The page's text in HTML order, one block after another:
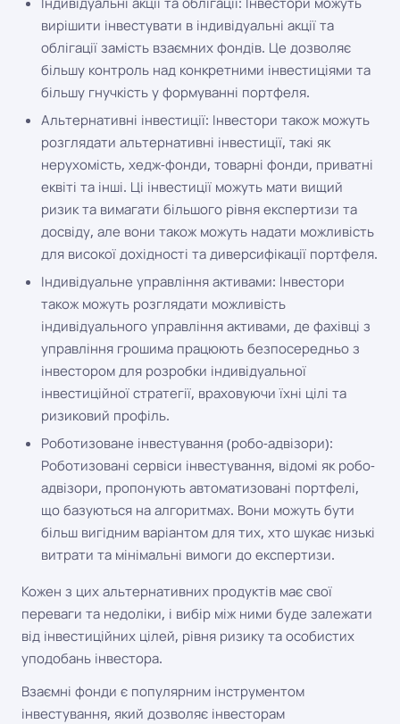
вирішити інвестувати в індивідуальні акції та
облігації замість взаємних фондів. Це дозволяє
більшу контроль над конкретними інвестиціями та
більшу гнучкість у формуванні портфеля.
Альтернативні інвестиції: Інвестори також можуть
розглядати альтернативні інвестиції, такі як
нерухомість, хедж-фонди, товарні фонди, приватні
еквіті та інші. Ці інвестиції можуть мати вищий
ризик та вимагати більшого рівня експертизи та
досвіду, але вони також можуть надати можливість
для високої дохідності та диверсифікації портфеля.
Індивідуальне управління активами: Інвестори
також можуть розглядати можливість
індивідуального управління активами, де фахівці з
управління грошима працюють безпосередньо з
інвестором для розробки індивідуальної
інвестиційної стратегії, враховуючи їхні цілі та
ризиковий профіль.
Роботизоване інвестування (робо-адвізори):
Роботизовані сервіси інвестування, відомі як робо-
адвізори, пропонують автоматизовані портфелі,
що базуються на алгоритмах. Вони можуть бути
більш вигідним варіантом для тих, хто шукає низькі
витрати та мінімальні вимоги до експертизи.
Кожен з цих альтернативних продуктів має свої
переваги та недоліки, і вибір між ними буде залежати
від інвестиційних цілей, рівня ризику та особистих
уподобань інвестора.
Взаємні фонди є популярним інструментом
інвестування, який дозволяє інвесторам